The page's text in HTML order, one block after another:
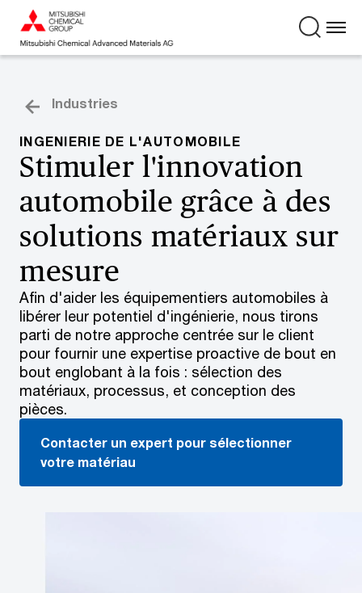
Industries
INGENIERIE DE L'AUTOMOBILE
Stimuler l'innovation
automobile grâce à des
solutions matériaux sur
mesure
Afin d'aider les équipementiers automobiles à
libérer leur potentiel d'ingénierie, nous tirons
parti de notre approche centrée sur le client
pour fournir une expertise proactive de bout en
bout englobant à la fois : sélection des
matériaux, processus, et conception des
pièces.
Contacter un expert pour sélectionner
votre matériau